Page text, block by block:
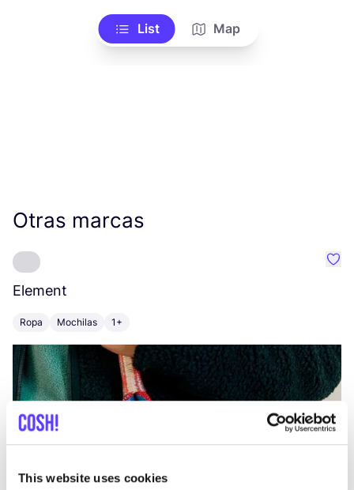
This website uses cookies
List Map
Otras marcas
Element
Ropa Mochilas 1+